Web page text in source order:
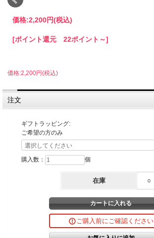
価格:2,200円(税込)
[ポイント還元 22ポイント～]
価格:2,200円(税込)
注文
ギフトラッピング:
ご希望の方のみ
購入数： 個
在庫 ○
ご購入前にご確認ください